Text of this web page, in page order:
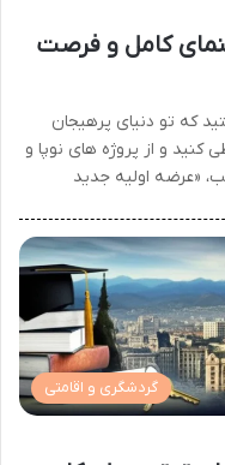
کامل و فرصت
که تو دنیای پرهیجان
و از پروژه های نوپا و
«عرضه اولیه جدید
گردشگری و اقامتی